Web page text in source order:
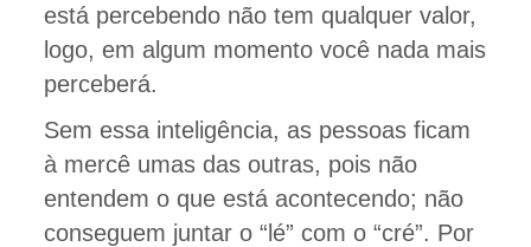
está percebendo não tem qualquer valor,
logo, em algum momento você nada mais
perceberá.
Sem essa inteligência, as pessoas ficam
à mercê umas das outras, pois não
entendem o que está acontecendo; não
conseguem juntar o “lé” com o “cré”. Por